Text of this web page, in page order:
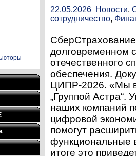
22.05.2026 Новости,
сотрудничество,
долговременном
отечественного
обеспечения.
ЦИПР-2026. «Мы
„Группой Астра“.
наших компаний
цифровой
помогут
функциональные
итоге это